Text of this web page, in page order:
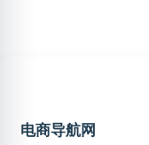
电商导航网